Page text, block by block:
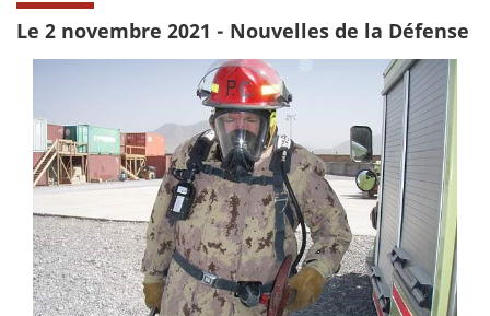
site
web,
Le 2 novembre 2021 - Nouvelles de la Défense